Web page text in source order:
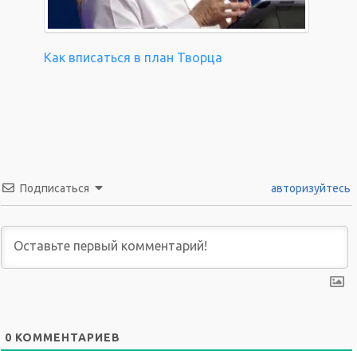
Как вписаться в план Творца
Подписаться авторизуйтесь
0 КОММЕНТАРИЕВ